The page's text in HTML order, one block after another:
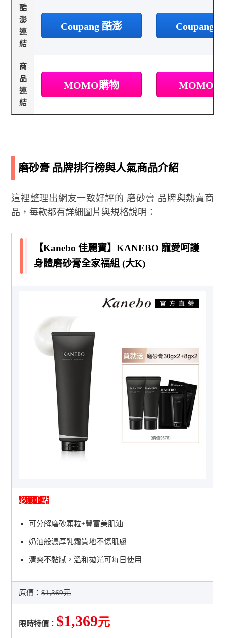
酷
澎
連
結
Coupang 酷澎 Coupang
商
品
連
結
MOMO購物 MOMO
磨砂膏 品牌排行榜與人氣商品介紹
這裡整理出網友一致好評的 磨砂膏 品牌與熱賣商
品，每款都有詳細圖片與規格說明：
【Kanebo 佳麗寶】KANEBO 寵愛呵護
身體磨砂膏全家福組 (大K)
必買重點
可分解磨砂顆粒+豐富美肌油
奶油般濃厚乳霜質地不傷肌膚
清爽不黏膩，溫和拋光可每日使用
原價：$1,369元
限時特價： $1,369元